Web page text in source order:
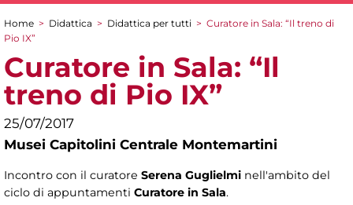
Tu sei qui
Home > Didattica > Didattica per tutti > Curatore in Sala: “Il treno di
Pio IX”
Curatore in Sala: “Il
treno di Pio IX”
25/07/2017
Musei Capitolini Centrale Montemartini
Incontro con il curatore Serena Guglielmi nell'ambito del
ciclo di appuntamenti Curatore in Sala.